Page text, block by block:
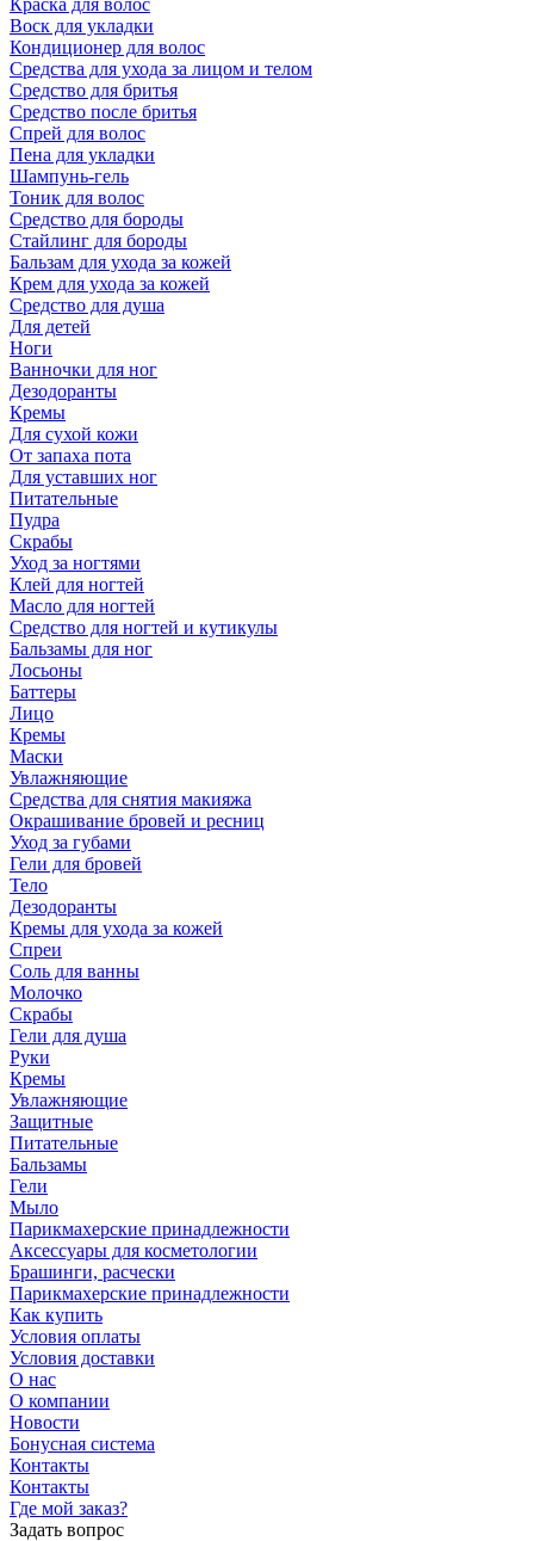
Краска для волос
Воск для укладки
Кондиционер для волос
Средства для ухода за лицом и телом
Средство для бритья
Средство после бритья
Спрей для волос
Пена для укладки
Шампунь-гель
Тоник для волос
Средство для бороды
Стайлинг для бороды
Бальзам для ухода за кожей
Крем для ухода за кожей
Средство для душа
Для детей
Ноги
Ванночки для ног
Дезодоранты
Кремы
Для сухой кожи
От запаха пота
Для уставших ног
Питательные
Пудра
Скрабы
Уход за ногтями
Клей для ногтей
Масло для ногтей
Средство для ногтей и кутикулы
Бальзамы для ног
Лосьоны
Баттеры
Лицо
Кремы
Маски
Увлажняющие
Средства для снятия макияжа
Окрашивание бровей и ресниц
Уход за губами
Гели для бровей
Тело
Дезодоранты
Кремы для ухода за кожей
Спреи
Соль для ванны
Молочко
Скрабы
Гели для душа
Руки
Кремы
Увлажняющие
Защитные
Питательные
Бальзамы
Гели
Мыло
Парикмахерские принадлежности
Аксессуары для косметологии
Брашинги, расчески
Парикмахерские принадлежности
Как купить
Условия оплаты
Условия доставки
О нас
О компании
Новости
Бонусная система
Контакты
Контакты
Где мой заказ?
Задать вопрос